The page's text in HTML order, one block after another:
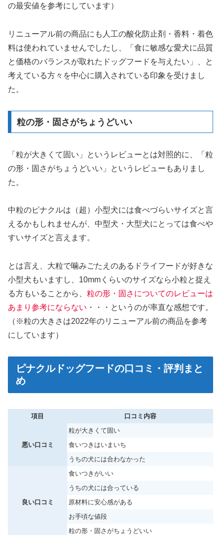
の最安値を参考にしています）
リニューアル前の商品にも人工の酸化防止剤・香料・着色
料は使われていませんでしたし、「食に敏感な愛犬に品質
と価格のバランスが取れたドッグフードを与えたい」、と
考えている方々を中心に購入されている印象を受けまし
た。
粒の形・固さがちょうどいい
「粒が大きくて固い」というレビューとは対照的に、「粒
の形・固さがちょうどいい」というレビューもありまし
た。
中粒のピナクルは（超）小型犬には食べづらいサイズと言
えるかもしれませんが、中型犬・大型犬にとっては食べや
すいサイズと言えます。
とは言え、大粒で噛みごたえのあるドライフードが好きな
小型犬もいますし、10mmくらいのサイズなら小粒と捉え
る方もいることから、 粒の形・固さについてのレビューは
あまり参考にならない ・・・というのが率直な感想です。
（※粒の大きさは2022年のリニューアル前の商品を参考
にしています）
ピナクルドッグフードの口コミ・評判まと
め
項目 口コミ内容
悪い口コミ
粒が大きくて固い
食いつきはいまいち
うちの犬には合わなかった
良い口コミ
食いつきがいい
うちの犬には合っている
原材料に安心感がある
お手頃な値段
粒の形・固さがちょうどいい